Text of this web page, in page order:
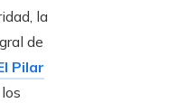
la
de
Pilar